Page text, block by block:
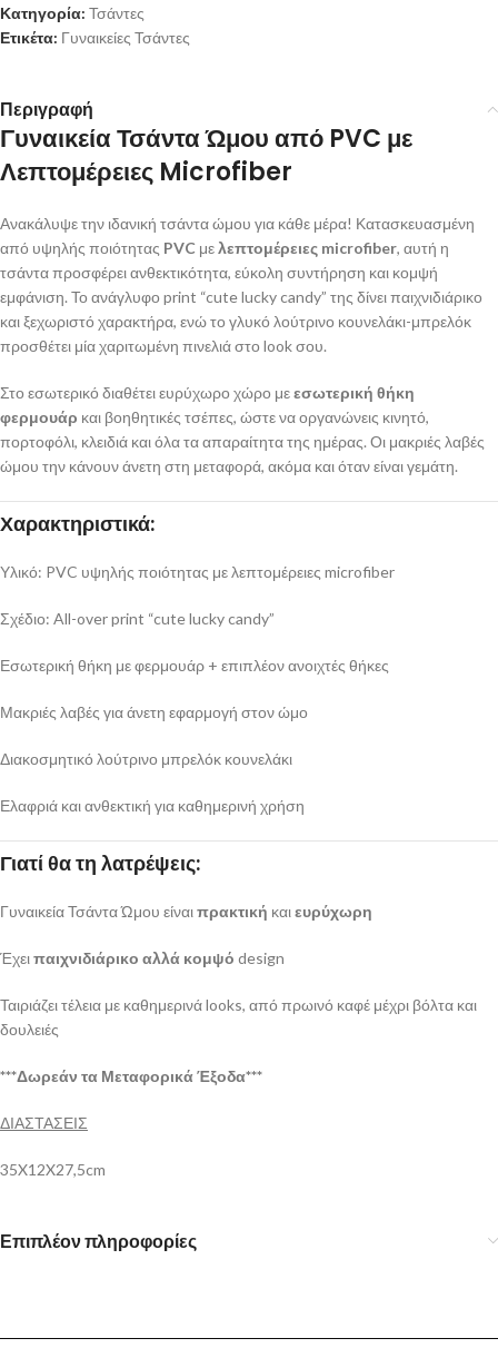
Κατηγορία: Τσάντες
Ετικέτα: Γυναικείες Τσάντες
Περιγραφή
Γυναικεία Τσάντα Ώμου από PVC με
Λεπτομέρειες Microfiber
Ανακάλυψε την ιδανική τσάντα ώμου για κάθε μέρα! Κατασκευασμένη
από υψηλής ποιότητας PVC μελεπτομέρειες microfiber, αυτή η
τσάντα προσφέρει ανθεκτικότητα, εύκολη συντήρηση και κομψή
εμφάνιση. Το ανάγλυφο print “cute lucky candy” της δίνει παιχνιδιάρικο
και ξεχωριστό χαρακτήρα, ενώ το γλυκό λούτρινο κουνελάκι-μπρελόκ
προσθέτει μία χαριτωμένη πινελιά στο look σου.
Στο εσωτερικό διαθέτει ευρύχωρο χώρο μεεσωτερική θήκη
φερμουάρ και βοηθητικές τσέπες, ώστε να οργανώνεις κινητό,
πορτοφόλι, κλειδιά και όλα τα απαραίτητα της ημέρας. Οι μακριές λαβές
ώμου την κάνουν άνετη στη μεταφορά, ακόμα και όταν είναι γεμάτη.
Χαρακτηριστικά:
Υλικό: PVC υψηλής ποιότητας με λεπτομέρειες microfiber
Σχέδιο: All-over print “cute lucky candy”
Εσωτερική θήκη με φερμουάρ + επιπλέον ανοιχτές θήκες
Μακριές λαβές για άνετη εφαρμογή στον ώμο
Διακοσμητικό λούτρινο μπρελόκ κουνελάκι
Ελαφριά και ανθεκτική για καθημερινή χρήση
Γιατί θα τη λατρέψεις:
Γυναικεία Τσάντα Ώμου είναιπρακτική καιευρύχωρη
Έχειπαιχνιδιάρικο αλλά κομψό design
Ταιριάζει τέλεια με καθημερινά looks, από πρωινό καφέ μέχρι βόλτα και
δουλειές
***Δωρεάν τα Μεταφορικά Έξοδα***
ΔΙΑΣΤΑΣΕΙΣ
35X12X27,5cm
Επιπλέον πληροφορίες